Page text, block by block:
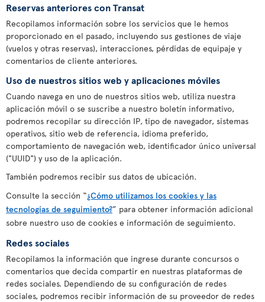
Reservas anteriores con Transat
Recopilamos información sobre los servicios que le hemos
proporcionado en el pasado, incluyendo sus gestiones de viaje
(vuelos y otras reservas), interacciones, pérdidas de equipaje y
comentarios de cliente anteriores.
Uso de nuestros sitios web y aplicaciones móviles
Cuando navega en uno de nuestros sitios web, utiliza nuestra
aplicación móvil o se suscribe a nuestro boletín informativo,
podremos recopilar su dirección IP, tipo de navegador, sistemas
operativos, sitio web de referencia, idioma preferido,
comportamiento de navegación web, identificador único universal
("UUID") y uso de la aplicación.
También podremos recibir sus datos de ubicación.
Consulte la sección “¿Cómo utilizamos los cookies y las
tecnologías de seguimiento?” para obtener información adicional
sobre nuestro uso de cookies e información de seguimiento.
Redes sociales
Recopilamos la información que ingrese durante concursos o
comentarios que decida compartir en nuestras plataformas de
redes sociales. Dependiendo de su configuración de redes
sociales, podremos recibir información de su proveedor de redes